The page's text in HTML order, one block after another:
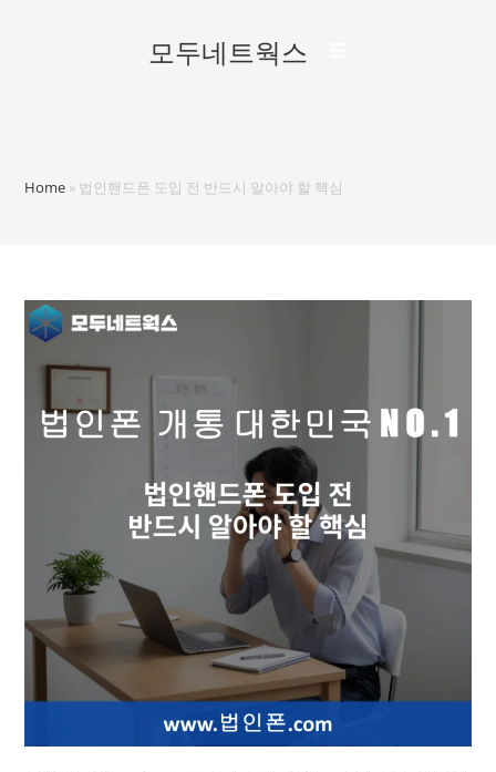
모두네트웍스
Home » 법인핸드폰 도입 전 반드시 알아야 할 핵심